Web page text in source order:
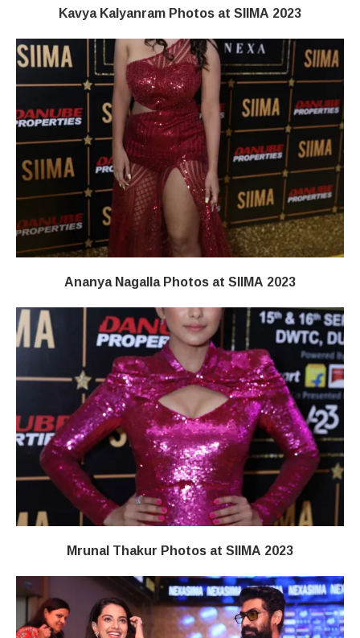
Kavya Kalyanram Photos at SIIMA 2023
Ananya Nagalla Photos at SIIMA 2023
Mrunal Thakur Photos at SIIMA 2023